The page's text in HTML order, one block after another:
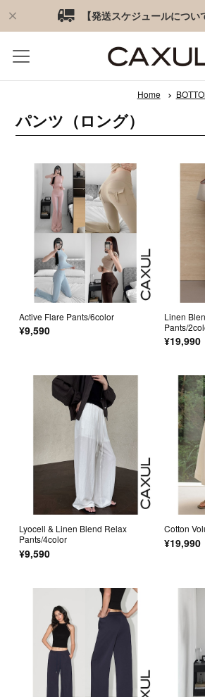
【発送スケジュールについ
Home
パンツ（ロング）
Active Flare Pants/6color
¥9,590
Linen
Pants/
¥19,990
Lyocell & Linen Blend Relax
Pants/4color
¥9,590
Cotton
¥19,990